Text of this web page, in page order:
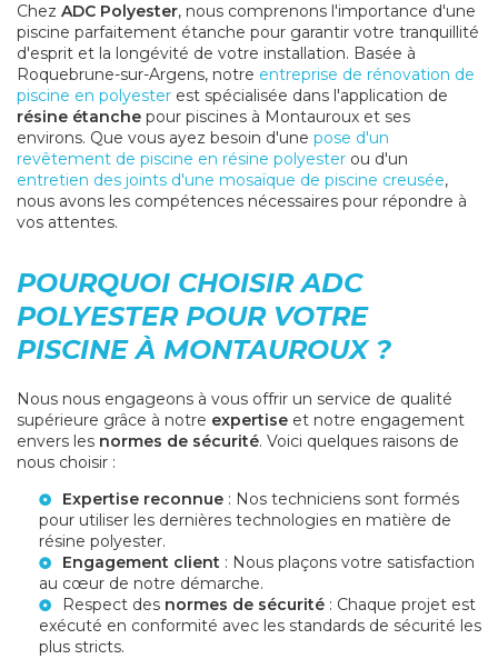
Chez ADC Polyester, nous comprenons l'importance d'une
piscine parfaitement étanche pour garantir votre tranquillité
d'esprit et la longévité de votre installation. Basée à
Roquebrune-sur-Argens, notre entreprise de rénovation de
piscine en polyester est spécialisée dans l'application de
résine étanche pour piscines à Montauroux et ses
environs. Que vous ayez besoin d'une pose d'un
revêtement de piscine en résine polyester ou d'un
entretien des joints d'une mosaïque de piscine creusée,
nous avons les compétences nécessaires pour répondre à
vos attentes.
POURQUOI CHOISIR ADC
POLYESTER POUR VOTRE
PISCINE À MONTAUROUX ?
Nous nous engageons à vous offrir un service de qualité
supérieure grâce à notre expertise et notre engagement
envers les normes de sécurité. Voici quelques raisons de
nous choisir :
Expertise reconnue : Nos techniciens sont formés
pour utiliser les dernières technologies en matière de
résine polyester.
Engagement client : Nous plaçons votre satisfaction
au cœur de notre démarche.
Respect des normes de sécurité : Chaque projet est
exécuté en conformité avec les standards de sécurité les
plus stricts.